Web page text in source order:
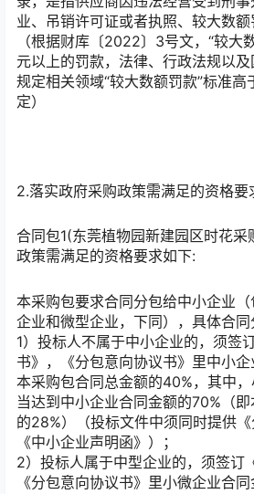
业、吊销许可证或者执照、较大数额
（根据财库〔2022〕3号文，“较大
元以上的罚款，法律、行政法规以
规定相关领域“较大数额罚款”标准
定）
2.落实政府采购政策需满足的资格要
合同包1(东莞植物园新建园区时花采
政策需满足的资格要求如下:
本采购包要求合同分包给中小企业
企业和微型企业，下同），具体合同
1）投标人不属于中小企业的，须签
书》，《分包意向协议书》里中小
本采购包合同总金额的40%，其中
当达到中小企业合同金额的70%（
的28%）（投标文件中须同时提供《
《中小企业声明函》）；
2）投标人属于中型企业的，须签订
《分包意向协议书》里小微企业合